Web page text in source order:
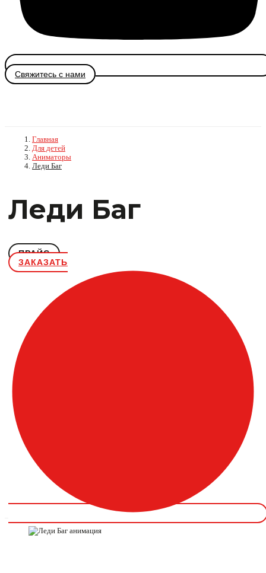
Свяжитесь с нами
Главная
Для детей
Аниматоры
Леди Баг
Леди Баг
ПРАЙС
ЗАКАЗАТЬ